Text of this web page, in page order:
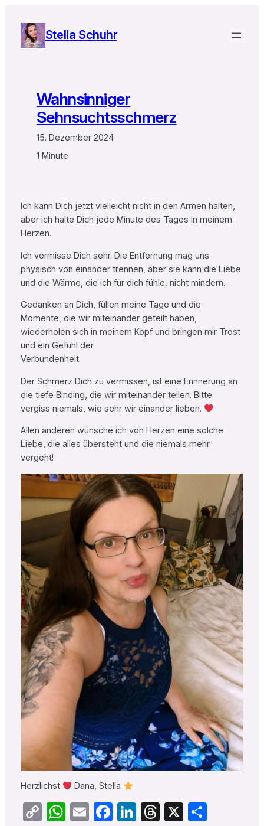
Inhalt
springen
Stella Schuhr
Wahnsinniger
Sehnsuchtsschmerz
15. Dezember 2024
1 Minute
Ich kann Dich jetzt vielleicht nicht in den Armen halten,
aber ich halte Dich jede Minute des Tages in meinem
Herzen.
Ich vermisse Dich sehr. Die Entfernung mag uns
physisch von einander trennen, aber sie kann die Liebe
und die Wärme, die ich für dich fühle, nicht mindern.
Gedanken an Dich, füllen meine Tage und die
Momente, die wir miteinander geteilt haben,
wiederholen sich in meinem Kopf und bringen mir Trost
und ein Gefühl der
Verbundenheit.
Der Schmerz Dich zu vermissen, ist eine Erinnerung an
die tiefe Binding, die wir miteinander teilen. Bitte
vergiss niemals, wie sehr wir einander lieben.
Allen anderen wünsche ich von Herzen eine solche
Liebe, die alles übersteht und die niemals mehr
vergeht!
Herzlichst Dana, Stella
CopyWhatsApp
EmailFacebook
LinkedIn
Threads
X Teilen